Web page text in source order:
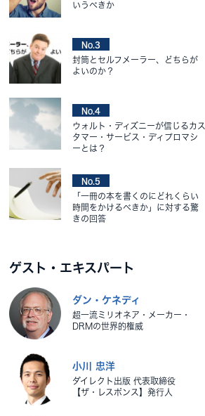
いうべきか
No.3
封筒とセルフメーラー、どちらが
よいのか？
No.4
ウォルト・ディズニーが信じるカス
タマー・サービス・ディプロマシ
ーとは？
No.5
「一冊の本を書くのにどれくらい
時間をかけるべきか」に対する驚
きの回答
ゲスト・エキスパート
ダン・ケネディ
超一流ミリオネア・メーカー・
DRMの世界的権威
小川 忠洋
ダイレクト出版 代表取締役
【ザ・レスポンス】発行人